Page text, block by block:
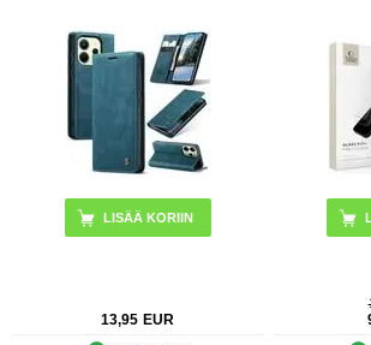
LISÄÄ KORIIN
13,95 EUR